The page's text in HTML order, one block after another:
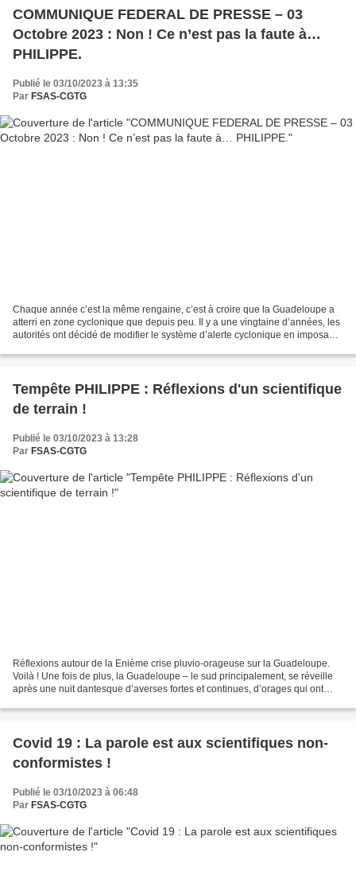
COMMUNIQUE FEDERAL DE PRESSE – 03
Octobre 2023 : Non ! Ce n’est pas la faute à…
PHILIPPE.
Publié le 03/10/2023 à 13:35
Par FSAS-CGTG
Chaque année c’est la même rengaine, c’est à croire que la Guadeloupe a
atterri en zone cyclonique que depuis peu. Il y a une vingtaine d’années, les
autorités ont décidé de modifier le système d’alerte cyclonique en imposant
Tempête PHILIPPE : Réflexions d'un scientifique
de terrain !
Publié le 03/10/2023 à 13:28
Par FSAS-CGTG
Réflexions autour de la Enième crise pluvio-orageuse sur la Guadeloupe.
Voilà ! Une fois de plus, la Guadeloupe – le sud principalement, se réveille
après une nuit dantesque d’averses fortes et continues, d’orages qui ont
Covid 19 : La parole est aux scientifiques non-
conformistes !
Publié le 03/10/2023 à 06:48
Par FSAS-CGTG